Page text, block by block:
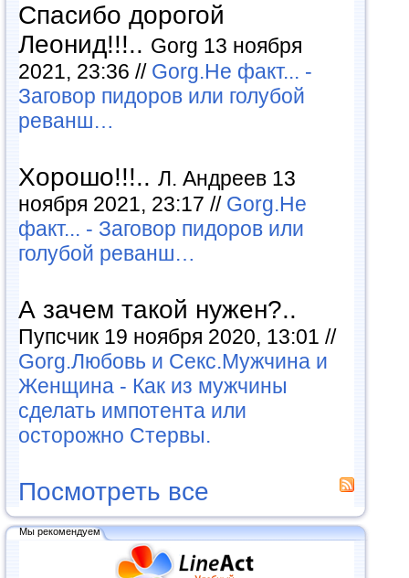
Спасибо дорогой
Леонид!!!.. Gorg 13 ноября
2021, 23:36 // Gorg.Не факт... -
Заговор пидоров или голубой
реванш…
Хорошо!!!.. Л. Андреев 13
ноября 2021, 23:17 // Gorg.Не
факт... - Заговор пидоров или
голубой реванш…
А зачем такой нужен?..
Пупсчик 19 ноября 2020, 13:01 //
Gorg.Любовь и Секс.Мужчина и
Женщина - Как из мужчины
сделать импотента или
осторожно Стервы.
Посмотреть все
Мы рекомендуем